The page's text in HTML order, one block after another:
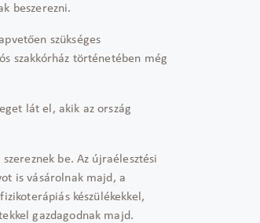
beszerezni.
szükséges
szakkórház történetében még
lát el, akik az ország
be. Az újraélesztési
is vásárolnak majd, a
készülékekkel,
gazdagodnak majd.